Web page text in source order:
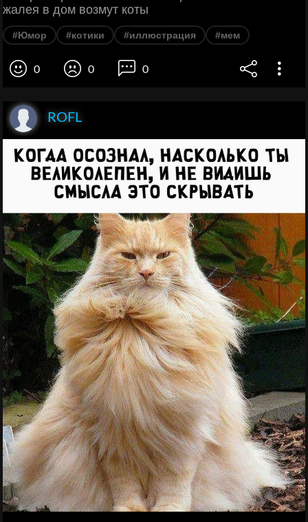
жалея в дом возмут коты
#Юмор #котики #иллюстрация #мем
0 0 0
ROFL